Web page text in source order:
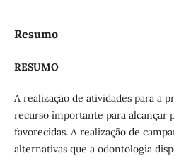
Resumo
RESUMO
A realização de atividades para a
recurso importante para alcançar
favorecidas. A realização de
alternativas que a odontologia